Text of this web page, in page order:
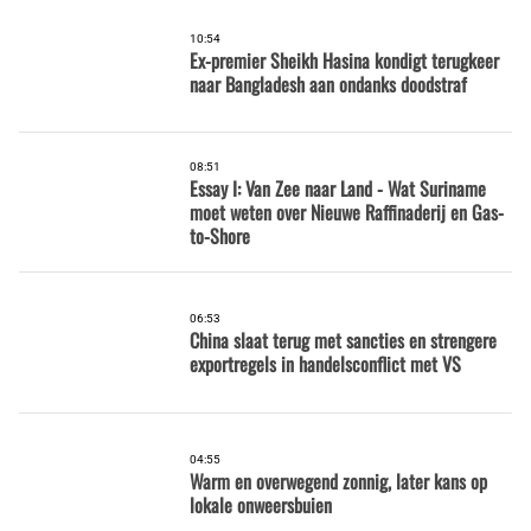
10:54
Ex-premier Sheikh Hasina kondigt terugkeer
naar Bangladesh aan ondanks doodstraf
08:51
Essay I: Van Zee naar Land - Wat Suriname
moet weten over Nieuwe Raffinaderij en Gas-
to-Shore
06:53
China slaat terug met sancties en strengere
exportregels in handelsconflict met VS
04:55
Warm en overwegend zonnig, later kans op
lokale onweersbuien